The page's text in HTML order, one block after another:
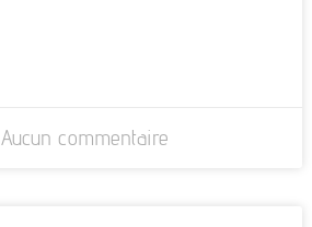
Aucun commentaire